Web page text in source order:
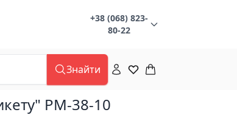
+38 (068) 823-
80-22
Знайти
РМ-38-10